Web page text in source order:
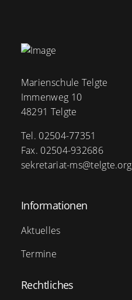
Marienschule Telgte
Immenweg 10
48291 Telgte
Tel. 02504-77351
Fax. 02504-932686
sekretariat-ms@telgte.org
Informationen
Aktuelles
Termine
Rechtliches